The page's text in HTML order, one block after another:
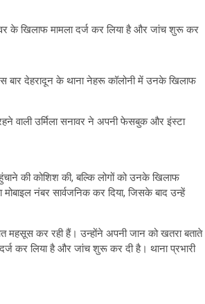
के खिलाफ मामला दर्ज कर लिया है और जांच शुरू कर
बार देहरादून के थाना नेहरू कॉलोनी में उनके खिलाफ
वाली उर्मिला सनावर ने अपनी फेसबुक और इंस्टा
की कोशिश की, बल्कि लोगों को उनके खिलाफ
नंबर सार्वजनिक कर दिया, जिसके बाद उन्हें
कर रही हैं। उन्होंने अपनी जान को खतरा बताते
कर लिया है और जांच शुरू कर दी है। थाना प्रभारी